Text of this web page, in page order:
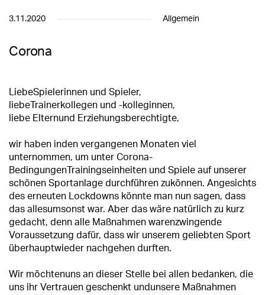
3.11.2020 Allgemein
Corona
LiebeSpielerinnen und Spieler,
liebeTrainerkollegen und -kolleginnen,
liebe Elternund Erziehungsberechtigte,
wir haben inden vergangenen Monaten viel
unternommen, um unter Corona-
BedingungenTrainingseinheiten und Spiele auf unserer
schönen Sportanlage durchführen zukönnen. Angesichts
des erneuten Lockdowns könnte man nun sagen, dass
das allesumsonst war. Aber das wäre natürlich zu kurz
gedacht, denn alle Maßnahmen warenzwingende
Voraussetzung dafür, dass wir unserem geliebten Sport
überhauptwieder nachgehen durften.
Wir möchtenuns an dieser Stelle bei allen bedanken, die
uns ihr Vertrauen geschenkt undunsere Maßnahmen